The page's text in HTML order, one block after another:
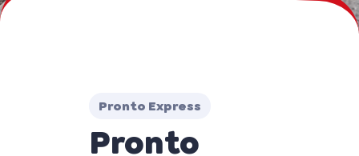
Pronto Express
Pronto